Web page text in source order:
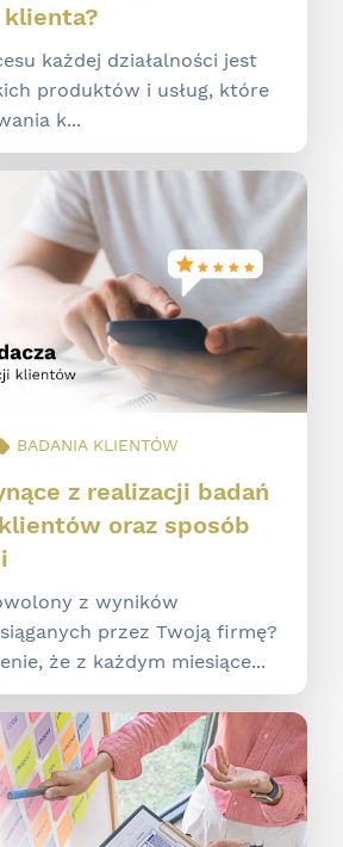
każdej działalności jest
produktów i usług, które
k...
BADANIA KLIENTÓW
z realizacji badań
oraz sposób
z wyników
przez Twoją firmę?
że z każdym miesiące...